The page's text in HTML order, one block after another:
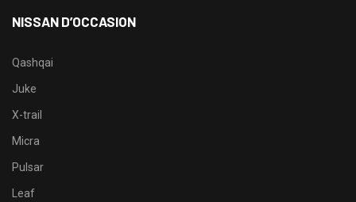
NISSAN D’OCCASION
Qashqai
Juke
X-trail
Micra
Pulsar
Leaf